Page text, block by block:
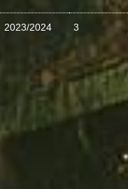
2023/2024 3